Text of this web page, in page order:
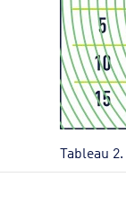
Tableau 2.